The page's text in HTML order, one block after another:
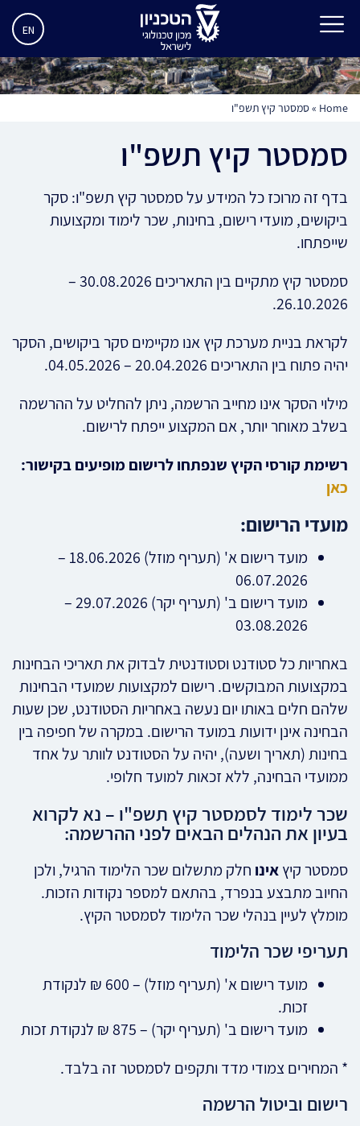
EN
Home
»סמסטר קיץ תשפ"ו
סמסטר קיץ תשפ"ו
בדף זה מרוכז כל המידע על סמסטר קיץ תשפ"ו: סקר
ביקושים, מועדי רישום, בחינות, שכר לימוד ומקצועות
שייפתחו.
סמסטר קיץ מתקיים בין התאריכים 30.08.2026 –
26.10.2026.
לקראת בניית מערכת קיץ אנו מקיימים סקר ביקושים, הסקר
יהיה פתוח בין התאריכים 20.04.2026 – 04.05.2026.
מילוי הסקר אינו מחייב הרשמה, ניתן להחליט על ההרשמה
בשלב מאוחר יותר, אם המקצוע ייפתח לרישום.
רשימת קורסי הקיץ שנפתחו לרישום מופיעים בקישור:
כאן
מועדי הרישום:
מועד רישום א' (תעריף מוזל) 18.06.2026 –
06.07.2026
מועד רישום ב' (תעריף יקר) 29.07.2026 –
03.08.2026
באחריות כל סטודנט וסטודנטית לבדוק את תאריכי הבחינות
במקצועות המבוקשים. רישום למקצועות שמועדי הבחינות
שלהם חלים באותו יום נעשה באחריות הסטודנט, שכן שעות
הבחינה אינן ידועות במועד הרישום. במקרה של חפיפה בין
בחינות (תאריך ושעה), יהיה על הסטודנט לוותר על אחד
ממועדי הבחינה, ללא זכאות למועד חלופי.
שכר לימוד לסמסטר קיץ תשפ"ו – נא לקרוא
בעיון את הנהלים הבאים לפני ההרשמה:
סמסטר קיץאינו חלק מתשלום שכר הלימוד הרגיל, ולכן
החיוב מתבצע בנפרד, בהתאם למספר נקודות הזכות.
מומלץ לעיין בנהלי שכר הלימוד לסמסטר הקיץ.
תעריפי שכר הלימוד
מועד רישום א' (תעריף מוזל) – 600 ₪ לנקודת
זכות.
מועד רישום ב' (תעריף יקר) – 875 ₪ לנקודת זכות
* המחירים צמודי מדד ותקפים לסמסטר זה בלבד.
רישום וביטול הרשמה